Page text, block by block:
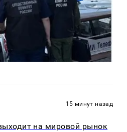
15 минут назад
на мировой рынок